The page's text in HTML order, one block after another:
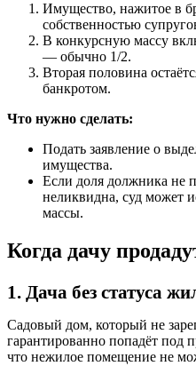
Имущество, нажитое в
собственностью
В конкурсную массу
— обычно 1/2.
Вторая половина
банкротом.
Что нужно сделать:
Подать заявление о
имущества.
Если доля должника не
неликвидна, суд может
массы.
Когда дачу
1. Дача без статуса
Садовый дом, который не
гарантированно попадёт под
что нежилое помещение не